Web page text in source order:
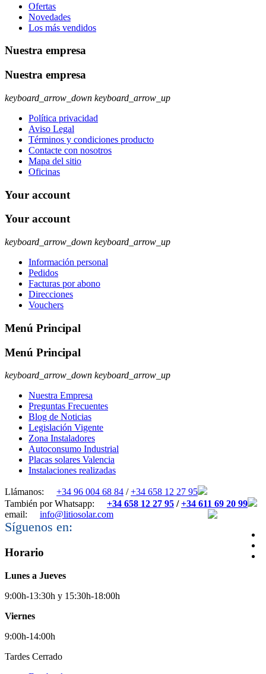
Ofertas
Novedades
Los más vendidos
Nuestra empresa
Nuestra empresa
keyboard_arrow_down keyboard_arrow_up
Política privacidad
Aviso Legal
Términos y condiciones producto
Contacte con nosotros
Mapa del sitio
Oficinas
Your account
Your account
keyboard_arrow_down keyboard_arrow_up
Información personal
Pedidos
Facturas por abono
Direcciones
Vouchers
Menú Principal
Menú Principal
keyboard_arrow_down keyboard_arrow_up
Nuestra Empresa
Preguntas Frecuentes
Blog de Noticias
Legislación Vigente
Zona Instaladores
Autoconsumo Industrial
Placas solares Valencia
Instalaciones realizadas
Llámanos: +34 96 004 68 84 /+34 658 12 27 95
También por Whatsapp:
+34 658 12 27 95 /+34 611 69 20 99
email:
info@litiosolar.com
Síguenos en:
Horario
Lunes a Jueves
9:00h-13:30h y 15:30h-18:00h
Viernes
9:00h-14:00h
Tardes Cerrado